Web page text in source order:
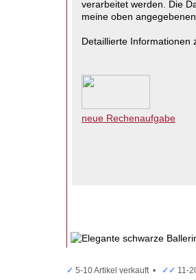
verarbeitet werden. Die
meine oben
Detaillierte Informationen
neue Rechenaufgabe
✓ 5-10 Artikel verkauft • ✓✓ 11-